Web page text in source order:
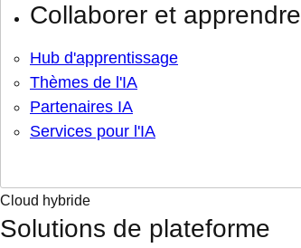
Collaborer et apprendre
Hub d'apprentissage
Thèmes de l'IA
Partenaires IA
Services pour l'IA
Cloud hybride
Solutions de plateforme